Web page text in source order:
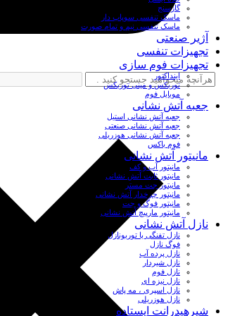
گازسنج
ماسک تنفسی سوپاپ دار
ماسک تنفسی نیم و تمام صورت
آژیر صنعتی
تجهیزات تنفسی
تجهیزات فوم سازی
اینداکتور
توربکس و مینی توربکس
موبایل فوم
جعبه آتش نشانی
جعبه آتش نشانی استیل
جعبه آتش نشانی صنعتی
جعبه آتش نشانی هوزریلی
فوم باکس
مانیتور آتش نشانی
مانیتور آب و کف
مانیتور ثابت آتش نشانی
مانیتور جت مستر
مانیتور چرخدار آتش نشانی
مانیتور فوگ و جت
مانیتور مارپیچ آتش نشانی
نازل آتش نشانی
نازل تفنگی یا توربونازل
فوگ نازل
نازل پرده آب
نازل شیردار
نازل فوم
نازل نیزه ای
نازل اسپری ، مه پاش
نازل هوزریلی
شیرهیدرانت ایستاده